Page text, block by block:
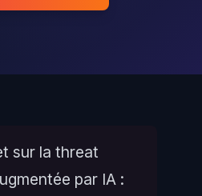
sur la threat
par IA :